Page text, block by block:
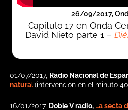
26/09/2017,
Capítulo 17 en Onda
David Nieto parte 1 –
01/07/2017, Radio Nacional de
natural(intervención en el minuto 40´
16/01/2017, Doble V radio, La secta